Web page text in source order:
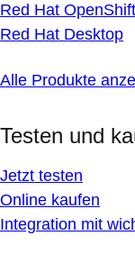
Red Hat
Red Hat Desktop
Alle Produkte
Testen und
Jetzt testen
Online kaufen
Integration mit